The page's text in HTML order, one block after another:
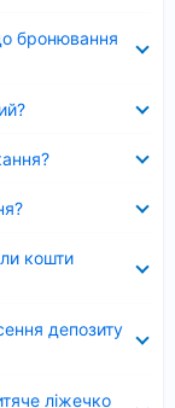
бронювання
кошти
депозиту
ліжечко